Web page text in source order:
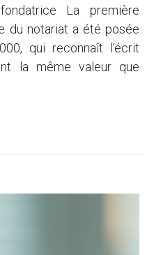
La première
du notariat a été posée
qui reconnaît l’écrit
la même valeur que